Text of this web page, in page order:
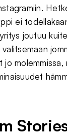
ei
joutuu
molemmissa,